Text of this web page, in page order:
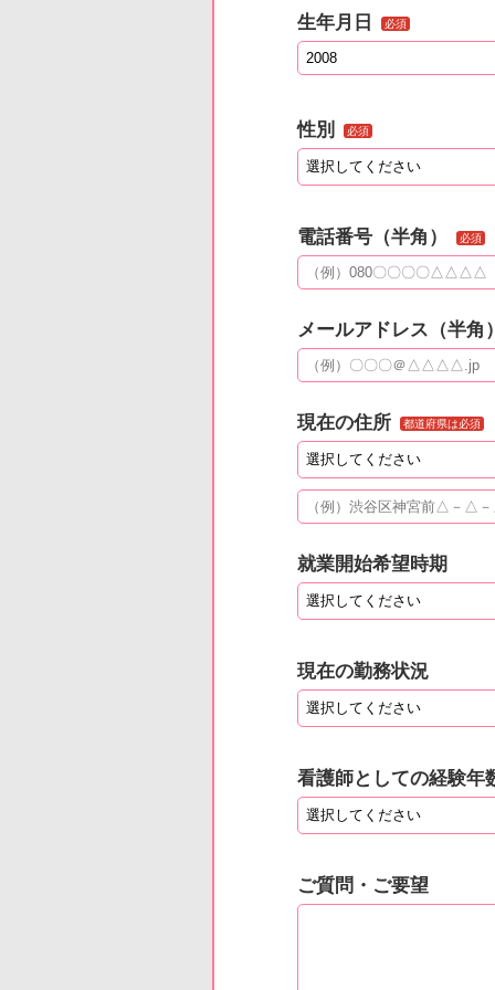
生年月日 必須
性別 必須
電話番号（半角） 必須
メールアドレス（半角
現在の住所 都道府県は必須
就業開始希望時期
現在の勤務状況
看護師としての経験年
ご質問・ご要望